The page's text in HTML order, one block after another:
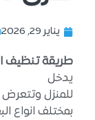
يناير 29, 2026
طريقة تنظيف
يدخل
للمنزل وتتعرض
بمختلف انواع